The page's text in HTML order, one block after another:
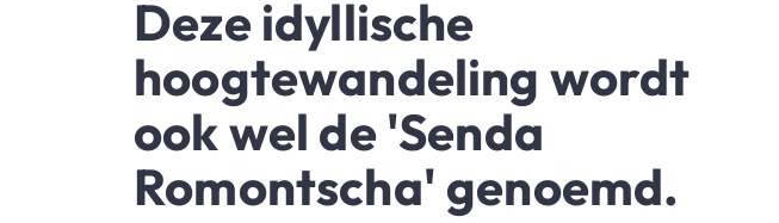
Deze idyllische
hoogtewandeling wordt
ook wel de 'Senda
Romontscha' genoemd.